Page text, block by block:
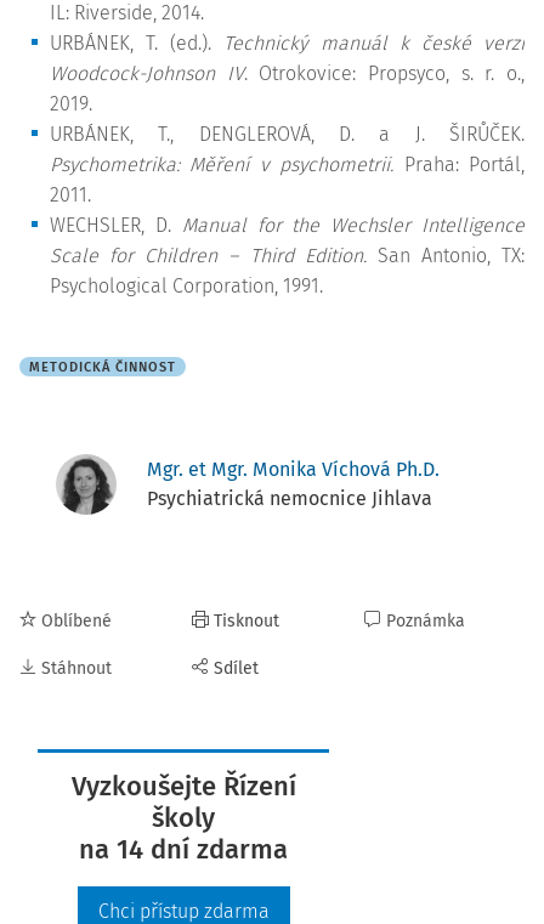
IL: Riverside, 2014.
URBÁNEK, T. (ed.). Technický manuál k české verzi
Woodcock-Johnson IV. Otrokovice: Propsyco, s. r. o.,
2019.
URBÁNEK, T., DENGLEROVÁ, D. a J. ŠIRŮČEK.
Psychometrika: Měření v psychometrii. Praha: Portál,
2011.
WECHSLER, D.Manual for the Wechsler Intelligence
Scale for Children – Third Edition.San Antonio, TX:
Psychological Corporation, 1991.
METODICKÁ ČINNOST
Mgr. et Mgr. Monika Víchová Ph.D.
Psychiatrická nemocnice Jihlava
Oblíbené
Stáhnout
Tisknout
Sdílet
Poznámka
Vyzkoušejte Řízení
školy
na 14 dní zdarma
Chci přístup zdarma